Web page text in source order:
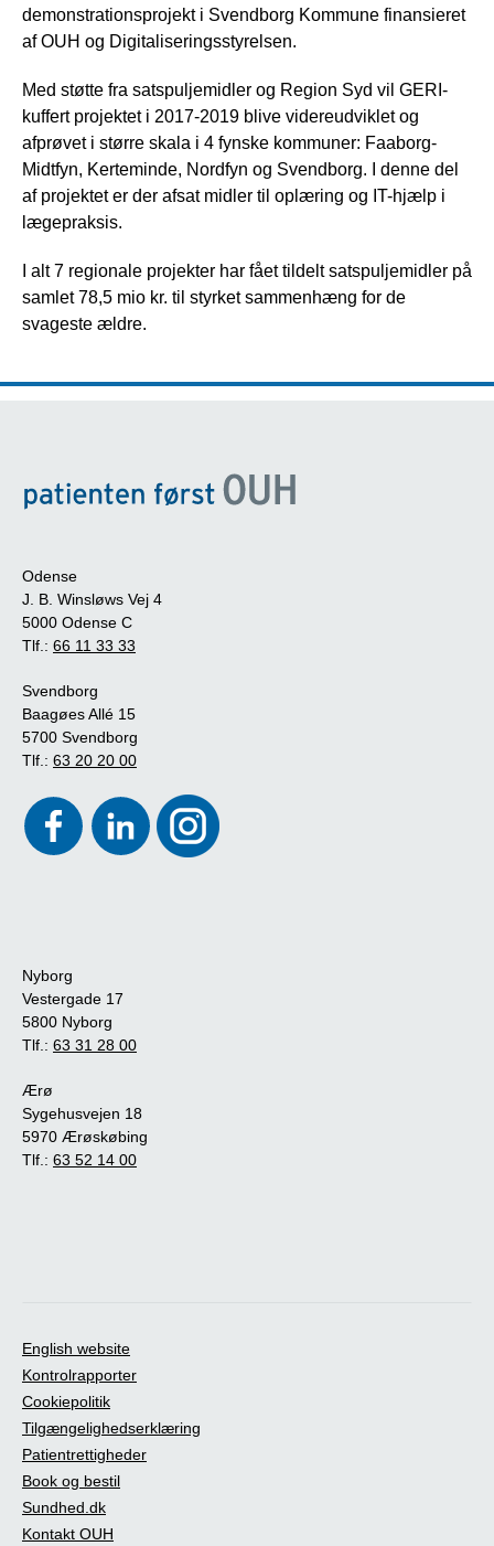
demonstrationsprojekt i Svendborg Kommune finansieret
af OUH og Digitaliseringsstyrelsen.
Med støtte fra satspuljemidler og Region Syd vil GERI-
kuffert projektet i 2017-2019 blive videreudviklet og
afprøvet i større skala i 4 fynske kommuner: Faaborg-
Midtfyn, Kerteminde, Nordfyn og Svendborg. I denne del
af projektet er der afsat midler til oplæring og IT-hjælp i
lægepraksis.
I alt 7 regionale projekter har fået tildelt satspuljemidler på
samlet 78,5 mio kr. til styrket sammenhæng for de
svageste ældre.
Odense
J. B. Winsløws Vej 4
5000 Odense C
Tlf.: 66 11 33 33
Svendborg
Baagøes Allé 15
5700 Svendborg
Tlf.: 63 20 20 00
Nyborg
Vestergade 17
5800 Nyborg
Tlf.: 63 31 28 00
Ærø
Sygehusvejen 18
5970 Ærøskøbing
Tlf.: 63 52 14 00
English website
Kontrolrapporter
Cookiepolitik
Tilgængelighedserklæring
Patientrettigheder
Book og bestil
Sundhed.dk
Kontakt OUH